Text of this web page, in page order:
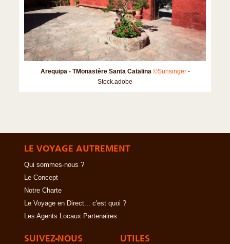
Arequipa - TMonastère Santa Catalina ©Sunsinger-
Stock.adobe
LE VOYAGE AUTREMENT
Qui sommes-nous ?
Le Concept
Notre Charte
Le Voyage en Direct... c'est quoi ?
Les Agents Locaux Partenaires
SUIVEZ-NOUS UTILES